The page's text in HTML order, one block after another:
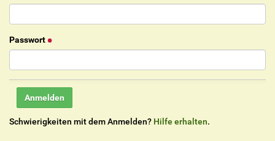
Passwort
Schwierigkeiten mit dem Anmelden? Hilfe erhalten.